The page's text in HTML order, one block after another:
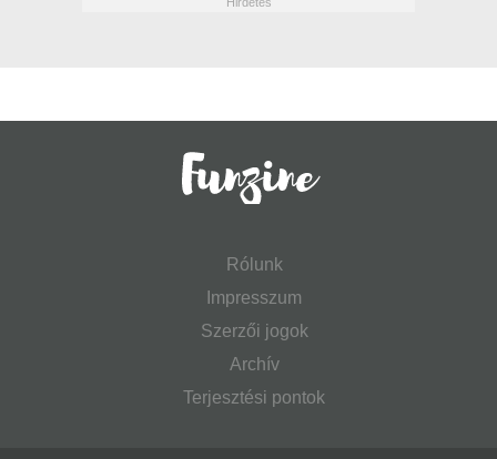
Rólunk
Impresszum
Szerzői jogok
Archív
Terjesztési pontok